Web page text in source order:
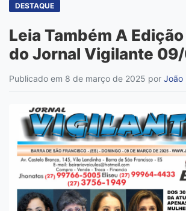
DESTAQUE
Leia Também A
do Jornal Vigilante
Publicado em 8 de março de 2025 por João